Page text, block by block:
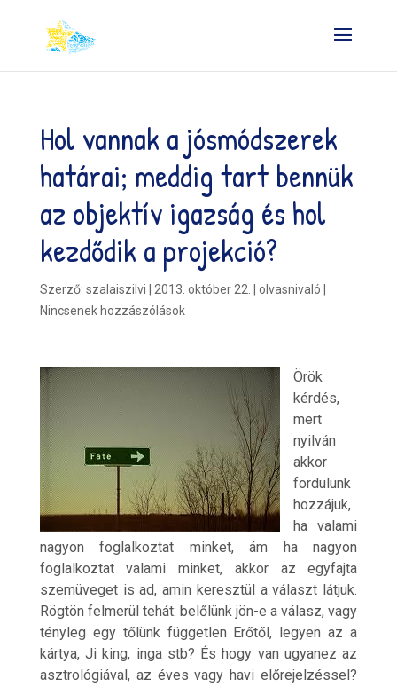
Hol vannak a jósmódszerek
határai; meddig tart bennük
az objektív igazság és hol
kezdődik a projekció?
Szerző: szalaiszilvi 2013. október 22. olvasnivaló
Nincsenek hozzászólások
Örök
kérdés,
mert
nyilván
akkor
fordulunk
hozzájuk,
ha valami
nagyon foglalkoztat minket, ám ha nagyon
foglalkoztat valami minket, akkor az egyfajta
szemüveget is ad, amin keresztül a választ látjuk.
Rögtön felmerül tehát: belőlünk jön-e a válasz, vagy
tényleg egy tőlünk független Erőtől, legyen az a
kártya, Ji king, inga stb? És hogy van ugyanez az
asztrológiával, az éves vagy havi előrejelzéssel?